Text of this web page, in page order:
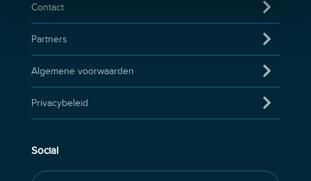
Contact
Partners
Algemene voorwaarden
Privacybeleid
Social